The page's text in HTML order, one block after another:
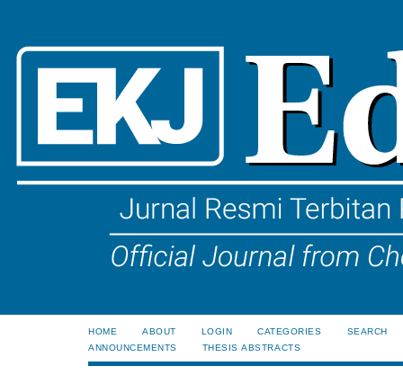
HOME ABOUT LOGIN CATEGORIES
SEARCH
ANNOUNCEMENTS
THESIS ABSTRACTS